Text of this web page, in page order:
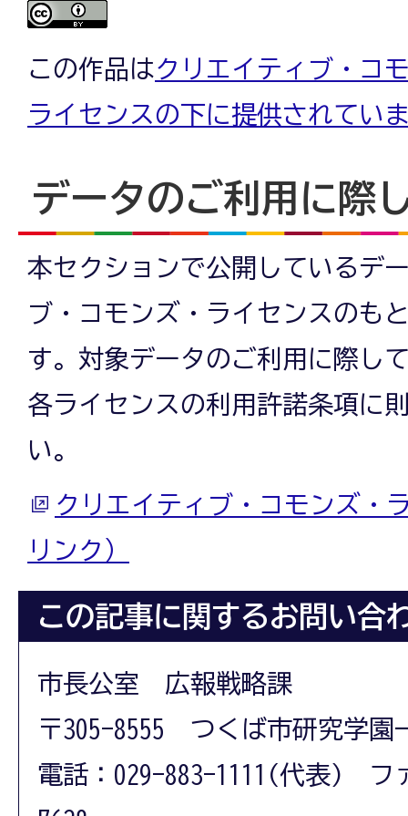
この作品はクリエイティブ・コ
ライセンスの下に提供されてい
データのご利用に際
本セクションで公開しているデ
ブ・コモンズ・ライセンスのも
す。対象データのご利用に際し
各ライセンスの利用許諾条項に
い。
クリエイティブ・コモンズ・
リンク）
この記事に関するお問い合
市長公室 広報戦略課
〒305-8555 つくば市研究学園
電話：029-883-1111(代表) フ